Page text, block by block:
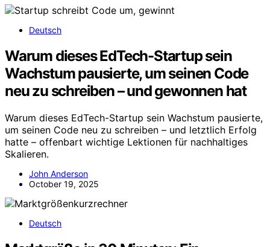
Deutsch
Warum dieses EdTech-Startup sein
Wachstum pausierte, um seinen Code
neu zu schreiben – und gewonnen hat
Warum dieses EdTech-Startup sein Wachstum pausierte,
um seinen Code neu zu schreiben – und letztlich Erfolg
hatte – offenbart wichtige Lektionen für nachhaltiges
Skalieren.
John Anderson
October 19, 2025
Deutsch